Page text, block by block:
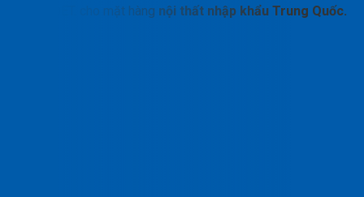
DEM/DET. cho mặt hàng nội thất nhập khẩu Trung Quốc.